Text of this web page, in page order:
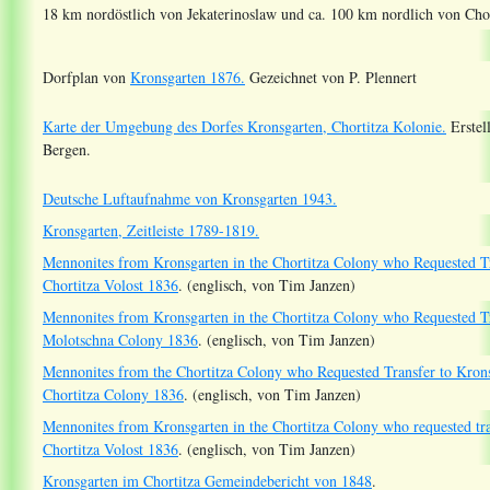
18 km nordöstlich von Jekaterinoslaw und ca. 100 km nordlich von
Dorfplan von Kronsgarten 1876. Gezeichnet von P. Plennert
Karte der Umgebung des Dorfes Kronsgarten, Chortitza Kolonie.
Bergen.
Deutsche Luftaufnahme von Kronsgarten 1943.
Kronsgarten, Zeitleiste 1789-1819.
Mennonites from Kronsgarten in the Chortitza Colony who Requested
Chortitza Volost 1836. (englisch, von Tim Janzen)
Mennonites from Kronsgarten in the Chortitza Colony who Requested
Molotschna Colony 1836. (englisch, von Tim Janzen)
Mennonites from the Chortitza Colony who Requested Transfer to
Chortitza Colony 1836. (englisch, von Tim Janzen)
Mennonites from Kronsgarten in the Chortitza Colony who requested
Chortitza Volost 1836. (englisch, von Tim Janzen)
Kronsgarten im Chortitza Gemeindebericht von 1848.